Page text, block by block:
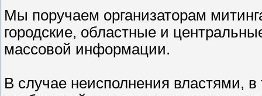
Мы поручаем организаторам
городские, областные и
массовой информации.
В случае неисполнения властями,